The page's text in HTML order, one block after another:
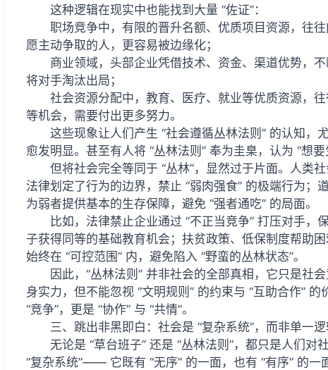
这种逻辑在现实中也能找到大量 “佐证”：
职场竞争中，有限的晋升名额、优质项目资源，往
愿主动争取的人，更容易被边缘化；
商业领域，头部企业凭借技术、资金、渠道优势，
将对手淘汰出局；
社会资源分配中，教育、医疗、就业等优质资源，
等机会，需要付出更多努力。
这些现象让人们产生 “社会遵循丛林法则” 的认知，
愈发明显。甚至有人将 “丛林法则” 奉为圭臬，认为 “想
但将社会完全等同于 “丛林”，显然过于片面。人类
法律划定了行为的边界，禁止 “弱肉强食” 的极端行为
为弱者提供基本的生存保障，避免 “强者通吃” 的局面。
比如，法律禁止企业通过 “不正当竞争” 打压对手
子获得同等的基础教育机会；扶贫政策、低保制度帮助
始终在 “可控范围” 内，避免陷入 “野蛮的丛林状态”。
因此，“丛林法则” 并非社会的全部真相，它只是社
身实力，但不能忽视 “文明规则” 的约束与 “互助合作”
“竞争”，更是 “协作” 与 “共情”。
三、跳出非黑即白：社会是 “复杂系统”，而非单一
无论是 “草台班子” 还是 “丛林法则”，都只是人们
“复杂系统”—— 它既有 “无序” 的一面，也有 “有序” 的一